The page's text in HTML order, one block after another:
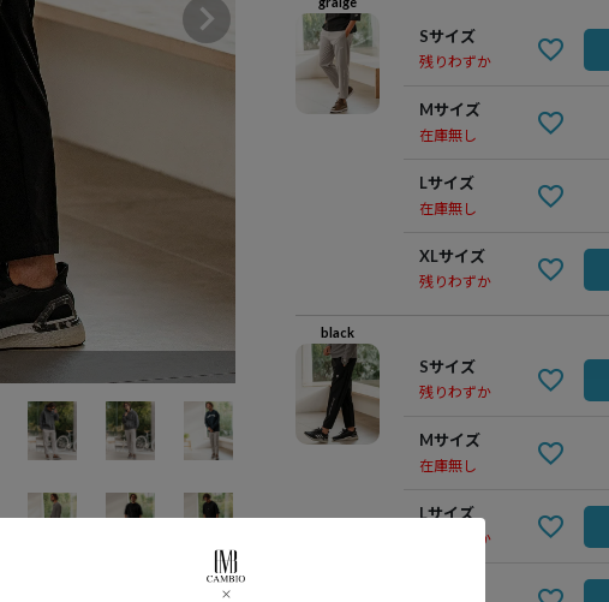
graige
Sサイズ
残りわずか
Mサイズ
在庫無し
Lサイズ
在庫無し
XLサイズ
残りわずか
black
Sサイズ
残りわずか
Mサイズ
在庫無し
Lサイズ
残りわずか